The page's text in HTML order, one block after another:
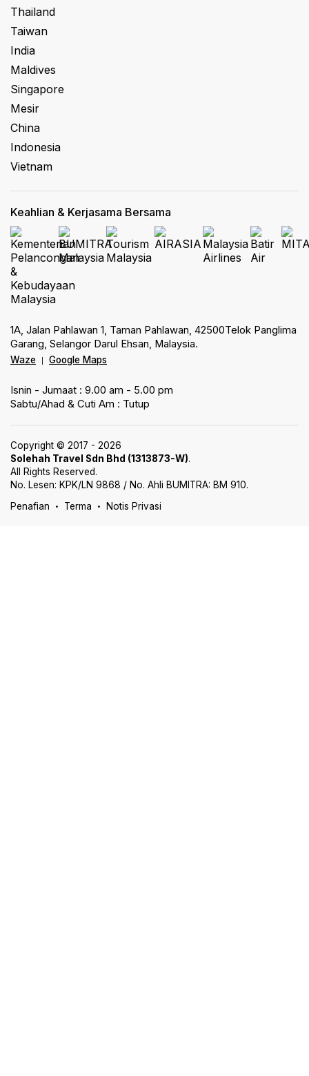
Thailand
Taiwan
India
Maldives
Singapore
Mesir
China
Indonesia
Vietnam
Keahlian & Kerjasama Bersama
1A, Jalan Pahlawan 1, Taman Pahlawan, 42500Telok Panglima
Garang, Selangor Darul Ehsan, Malaysia.
Waze Google Maps
Isnin - Jumaat : 9.00 am - 5.00 pm
Sabtu/Ahad & Cuti Am : Tutup
Copyright © 2017 - 2026
Solehah Travel Sdn Bhd (1313873-W).
All Rights Reserved.
No. Lesen: KPK/LN 9868 / No. Ahli BUMITRA: BM 910.
Penafian
• Terma • Notis Privasi